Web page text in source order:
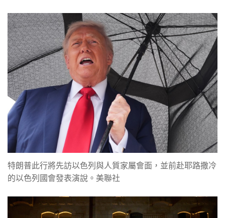
特朗普此行將先訪以色列與人質家屬會面，並前赴耶路撒冷
的以色列國會發表演說。美聯社